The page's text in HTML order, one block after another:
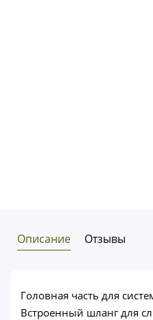
Описание Отзывы
Головная часть для
Встроенный шланг для